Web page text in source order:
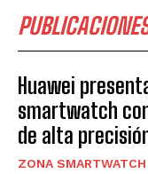
Huawei
smartwatch
de alta
ZONA SMARTWATCH